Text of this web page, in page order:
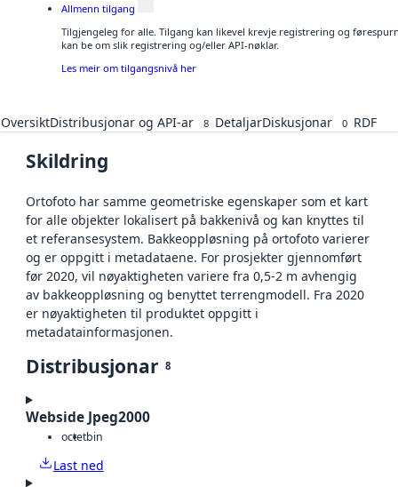
Allmenn tilgang
Tilgjengeleg for alle. Tilgang kan likevel krevje registrering og
kan be om slik registrering og/eller API-nøklar.
Les meir om tilgangsnivå her
OversiktDistribusjonar og API-ar 8 DetaljarDiskusjonar 0 RDF
Skildring
Ortofoto har samme geometriske egenskaper som et kart
for alle objekter lokalisert på bakkenivå og kan knyttes til
et referansesystem. Bakkeoppløsning på ortofoto varierer
og er oppgitt i metadataene. For prosjekter gjennomført
før 2020, vil nøyaktigheten variere fra 0,5-2 m avhengig
av bakkeoppløsning og benyttet terrengmodell. Fra 2020
er nøyaktigheten til produktet oppgitt i
metadatainformasjonen.
Distribusjonar 8
Webside Jpeg2000
octetbin
Last ned